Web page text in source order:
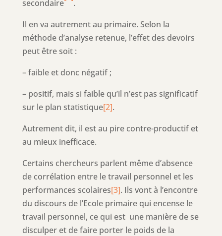
secondaire
.
Il en va autrement au primaire. Selon la
méthode d’analyse retenue, l’effet des devoirs
peut être soit :
– faible et donc négatif ;
– positif, mais si faible qu’il n’est pas significatif
sur le plan statistique[2].
Autrement dit, il est au pire contre-productif et
au mieux inefficace.
Certains chercheurs parlent même d’absence
de corrélation entre le travail personnel et les
performances scolaires[3]. Ils vont à l’encontre
du discours de l’Ecole primaire qui encense le
travail personnel, ce qui est une manière de se
disculper et de faire porter le poids de la